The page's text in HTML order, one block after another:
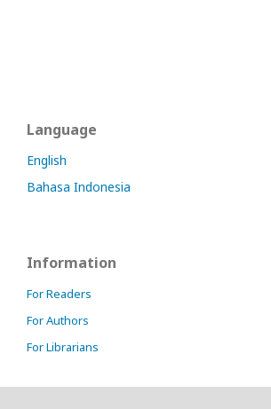
Language
English
Bahasa Indonesia
Information
For Readers
For Authors
For Librarians